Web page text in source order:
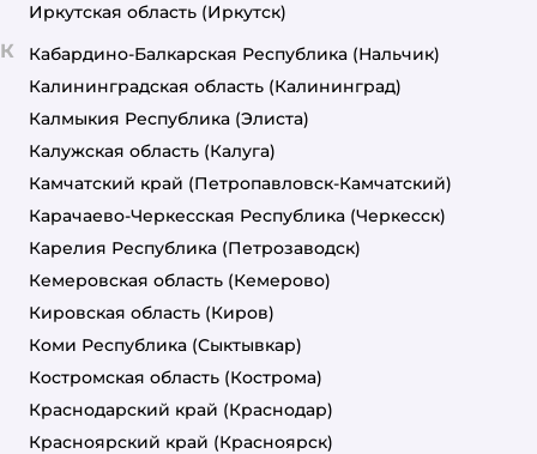
Иркутская область (Иркутск)
К Кабардино-Балкарская Республика (Нальчик)
Калининградская область (Калининград)
Калмыкия Республика (Элиста)
Калужская область (Калуга)
Камчатский край (Петропавловск-Камчатский)
Карачаево-Черкесская Республика (Черкесск)
Карелия Республика (Петрозаводск)
Кемеровская область (Кемерово)
Кировская область (Киров)
Коми Республика (Сыктывкар)
Костромская область (Кострома)
Краснодарский край (Краснодар)
Красноярский край (Красноярск)